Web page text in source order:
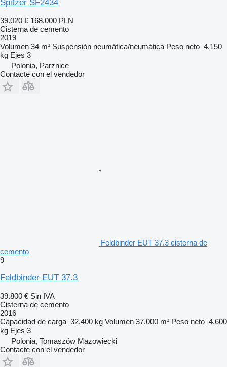
Spitzer SF2434
39.020 € 168.000 PLN
Cisterna de cemento
2019
Volumen 34 m³ Suspensión neumática/neumática Peso neto 4.150
kg Ejes 3
Polonia, Parznice
Contacte con el vendedor
Feldbinder EUT 37.3 cisterna de
cemento
9
Feldbinder EUT 37.3
39.800 € Sin IVA
Cisterna de cemento
2016
Capacidad de carga 32.400 kg Volumen 37.000 m³ Peso neto 4.600
kg Ejes 3
Polonia, Tomaszów Mazowiecki
Contacte con el vendedor